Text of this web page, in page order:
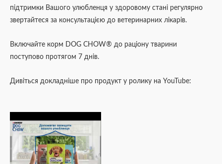
підтримки Вашого улюбленця у здоровому стані регулярно
звертайтеся за консультацією до ветеринарних лікарів.
Включайте корм DOG CHOW® до раціону тварини
поступово протягом 7 днів.
Дивіться докладніше про продукт у ролику на YouTube: